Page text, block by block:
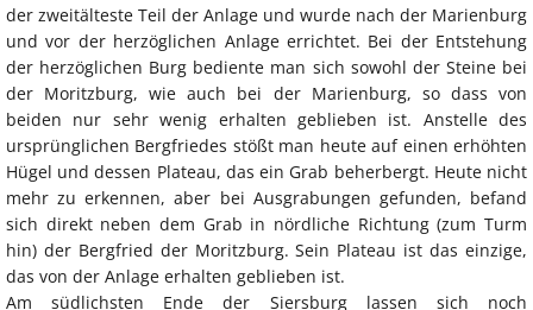
der zweitälteste Teil der Anlage und wurde nach der Marienburg
und vor der herzöglichen Anlage errichtet. Bei der Entstehung
der herzöglichen Burg bediente man sich sowohl der Steine bei
der Moritzburg, wie auch bei der Marienburg, so dass von
beiden nur sehr wenig erhalten geblieben ist. Anstelle des
ursprünglichen Bergfriedes stößt man heute auf einen erhöhten
Hügel und dessen Plateau, das ein Grab beherbergt. Heute nicht
mehr zu erkennen, aber bei Ausgrabungen gefunden, befand
sich direkt neben dem Grab in nördliche Richtung (zum Turm
hin) der Bergfried der Moritzburg. Sein Plateau ist das einzige,
das von der Anlage erhalten geblieben ist.
Am südlichsten Ende der Siersburg lassen sich noch